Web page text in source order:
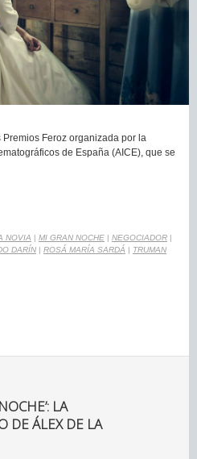
Premios Feroz organizada por la
de España (AICE), que se
NOVIA | MI GRAN NOCHE | NEGOCIADOR |
DARÍN | ROSÁ MARÍA SARDÁ | TRUMAN
LA
DE ÁLEX DE LA